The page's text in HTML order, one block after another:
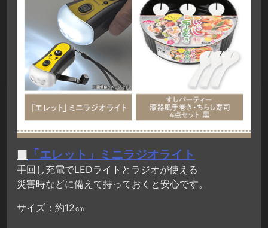
■ 「エレット」ミニラジオライト
手回し充電でLEDライトとラジオが使える
災害時などに備えて持っておくと安心です。
サイズ：約12㎝